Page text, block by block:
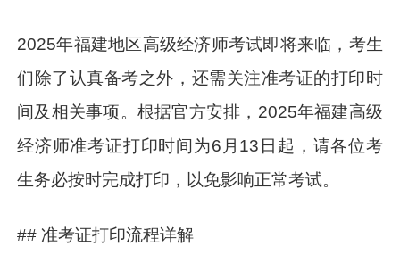
2025年福建地区高级经济师考试即将来临，考生
们除了认真备考之外，还需关注准考证的打印时
间及相关事项。根据官方安排，2025年福建高级
经济师准考证打印时间为6月13日起，请各位考
生务必按时完成打印，以免影响正常考试。
## 准考证打印流程详解